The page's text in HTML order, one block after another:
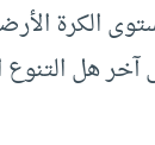
الكرة
آخر هل